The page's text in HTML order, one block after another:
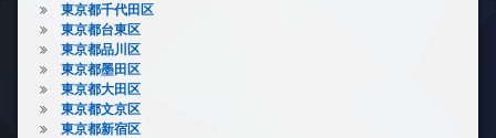
東京都千代田区
東京都台東区
東京都品川区
東京都墨田区
東京都大田区
東京都文京区
東京都新宿区